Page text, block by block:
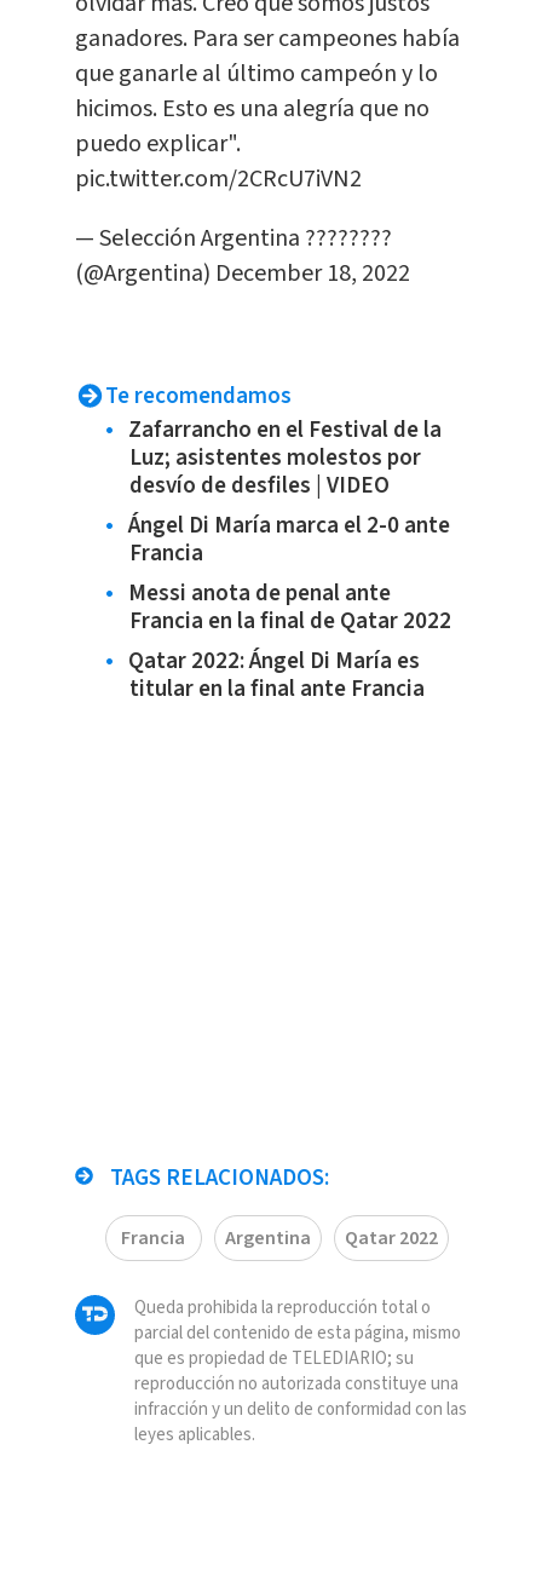
ganadores. Para ser campeones había
que ganarle al último campeón y lo
hicimos. Esto es una alegría que no
puedo explicar".
pic.twitter.com/2CRcU7iVN2
— Selección Argentina ????????
(@Argentina) December 18, 2022
Te recomendamos
Zafarrancho en el Festival de la
Luz; asistentes molestos por
desvío de desfiles | VIDEO
Ángel Di María marca el 2-0 ante
Francia
Messi anota de penal ante
Francia en la final de Qatar 2022
Qatar 2022: Ángel Di María es
titular en la final ante Francia
TAGS RELACIONADOS:
Francia Argentina Qatar 2022
Queda prohibida la reproducción total o
parcial del contenido de esta página, mismo
que es propiedad de TELEDIARIO; su
reproducción no autorizada constituye una
infracción y un delito de conformidad con las
leyes aplicables.